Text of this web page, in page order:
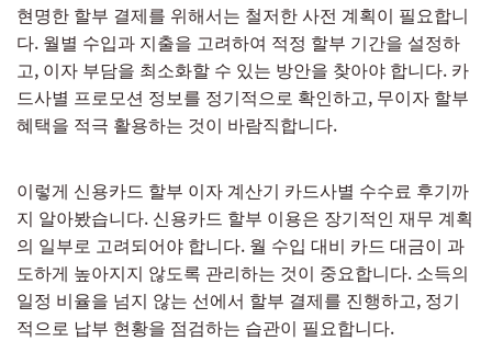
현명한 할부 결제를 위해서는 철저한 사전 계획이 필요합니
다. 월별 수입과 지출을 고려하여 적정 할부 기간을 설정하
고, 이자 부담을 최소화할 수 있는 방안을 찾아야 합니다. 카
드사별 프로모션 정보를 정기적으로 확인하고, 무이자 할부
혜택을 적극 활용하는 것이 바람직합니다.
이렇게 신용카드 할부 이자 계산기 카드사별 수수료 후기까
지 알아봤습니다. 신용카드 할부 이용은 장기적인 재무 계획
의 일부로 고려되어야 합니다. 월 수입 대비 카드 대금이 과
도하게 높아지지 않도록 관리하는 것이 중요합니다. 소득의
일정 비율을 넘지 않는 선에서 할부 결제를 진행하고, 정기
적으로 납부 현황을 점검하는 습관이 필요합니다.